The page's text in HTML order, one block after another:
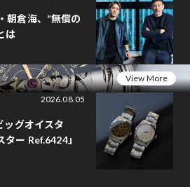
朝倉海、“無償の
は
View More
2026.08.05
ッグオイスタ
ー Ref.6424」